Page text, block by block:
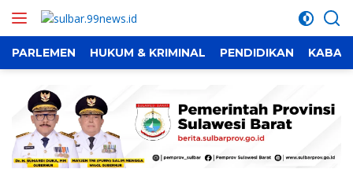
Langsung
PARLEMEN HUKUM & KRIMINAL PENDIDIKAN KABAR